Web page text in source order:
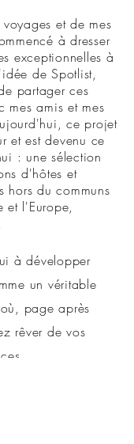
et de mes
à dresser
exceptionnelles à
de Spotlist,
partager ces
mes amis et mes
ce projet
et est devenu ce
: une sélection
d'hôtes et
hors du communs
et l'Europe,
à développer
un véritable
page après
rêver de vos